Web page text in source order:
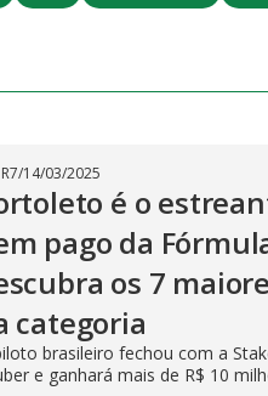
/14/03/2025
é o
pago da
os 7
categoria
brasileiro fechou com a
e ganhará mais de R$ 10